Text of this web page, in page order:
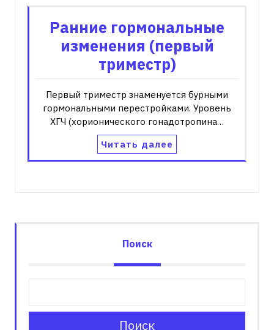
Ранние гормональные
изменения (первый
триместр)
Первый триместр знаменуется бурными
гормональными перестройками. Уровень
ХГЧ (хорионического гонадотропина…
Читать далее
Поиск
Поиск